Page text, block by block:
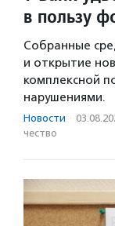
в пользу
Собранные
и открытие
комплексной
нарушениями.
Новости ·
чест­во